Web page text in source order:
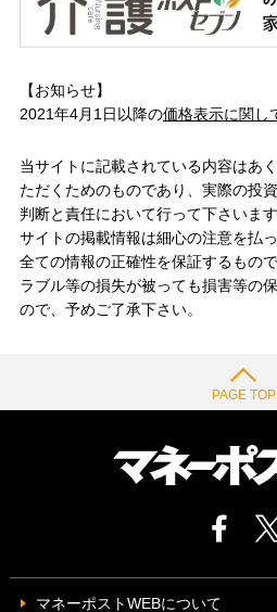
【お知らせ】
2021年4月1日以降の価格表示に関し
当サイトに記載されている内容はあ
ただくためのものであり、実際の投
判断と責任において行って下さいま
サイトの掲載情報は細心の注意を払
全ての情報の正確性を保証するもの
ラブル等の損失が被っても損害等の
ので、予めご了承下さい。
PAGE TOP
マネーポストWEBについて